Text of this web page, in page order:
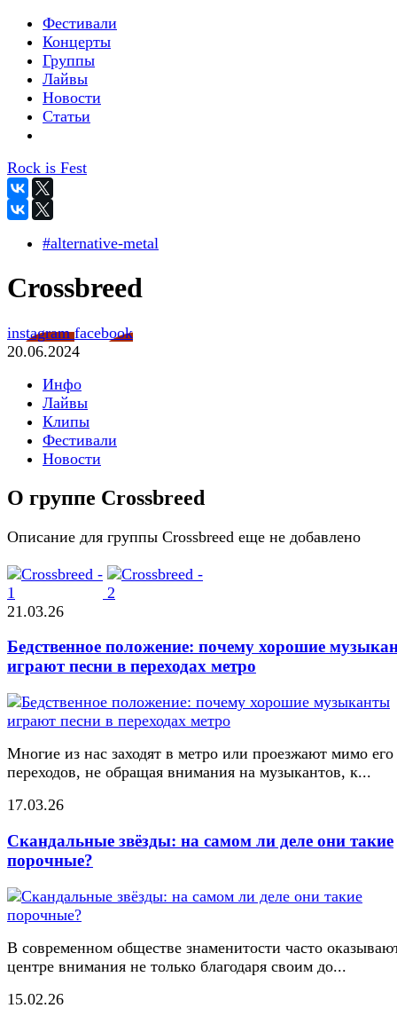
Фестивали
Концерты
Группы
Лайвы
Новости
Статьи
Rock is Fest
#alternative-metal
Crossbreed
instagramfacebook
20.06.2024
Инфо
Лайвы
Клипы
Фестивали
Новости
О группе Crossbreed
Описание для группы Crossbreed еще не добавлено
21.03.26
Бедственное положение: почему хорошие
играют песни в переходах метро
Многие из нас заходят в метро или проезжают мимо его
переходов, не обращая внимания на музыкантов, к...
17.03.26
Скандальные звёзды: на самом ли деле они такие
порочные?
В современном обществе знаменитости часто
центре внимания не только благодаря своим до...
15.02.26